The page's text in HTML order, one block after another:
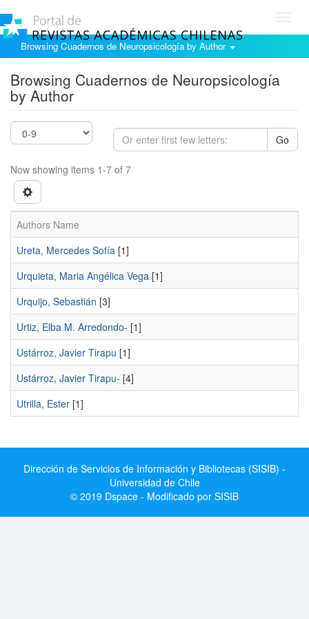
Browsing Cuadernos de Neuropsicología by Author
Browsing Cuadernos de Neuropsicología
by Author
Go
Now showing items 1-7 of 7
Authors Name
Ureta, Mercedes Sofía [1]
Urquieta, Maria Angélica Vega [1]
Urquijo, Sebastián [3]
Urtiz, Elba M. Arredondo- [1]
Ustárroz, Javier Tirapu [1]
Ustárroz, Javier Tirapu- [4]
Utrilla, Ester [1]
Dirección de Servicios de Información y Bibliotecas (SISIB) -
Universidad de Chile
© 2019 Dspace - Modificado por SISIB